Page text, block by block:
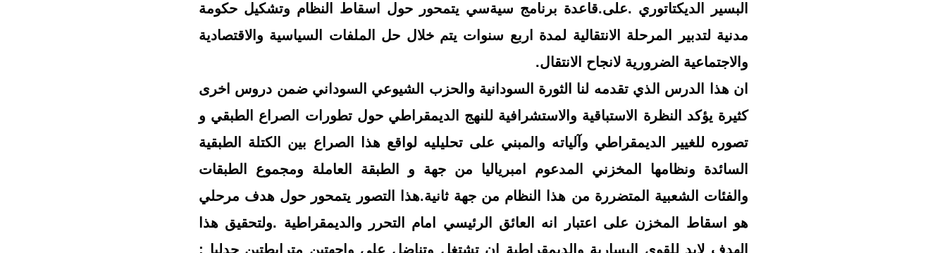
البسير الديكتاتوري .على.قاعدة برنامج سيةسي يتمحور حول اسقاط النظام وتشكيل حكومة
مدنية لتدبير المرحلة الانتقالية لمدة اربع سنوات يتم خلال حل الملفات السياسية والاقتصادية
والاجتماعية الضرورية لانجاح الانتقال.
ان هذا الدرس الذي تقدمه لنا الثورة السودانية والحزب الشيوعي السوداني ضمن دروس اخرى
كثيرة يؤكد النظرة الاستباقية والاستشرافية للنهج الديمقراطي حول تطورات الصراع الطبقي و
تصوره للغيير الديمقراطي وآلياته والمبني على تحليليه لواقع هذا الصراع بين الكتلة الطبقية
السائدة ونظامها المخزني المدعوم امبرياليا من جهة و الطبقة العاملة ومجموع الطبقات
والفئات الشعبية المتضررة من هذا النظام من جهة ثانية.هذا التصور يتمحور حول هدف مرحلي
هو اسقاط المخزن على اعتبار انه العائق الرئيسي امام التحرر والديمقراطية .ولتحقيق هذا
الهدف لابد للقوى اليسارية والديمقراطية ان تشتغل وتناضل على واجهتين مترابطتين جدليا :